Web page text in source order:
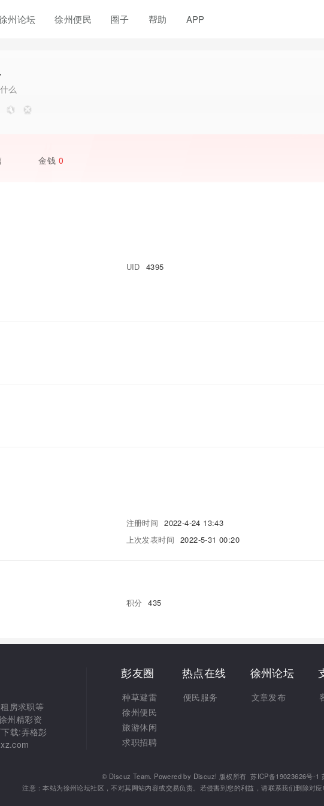
州论坛 徐州便民 圈子 帮助 APP
么
金钱 0
UID 4395
注册时间 2022-4-24 13:43
上次发表时间 2022-5-31 00:20
积分 435
房求职等
州精彩资
载:弄格彭
彭友圈
种草避雷
徐州便民
旅游休闲
求职招聘
热点在线
便民服务
徐州论坛
文章发布
© Discuz Team. Powered by Discuz! 版权所有 苏ICP备19023626号-1
注意：本站为徐州论坛社区，不对其网站内容或交易负责。若侵害到您的利益，请联系我们删除对